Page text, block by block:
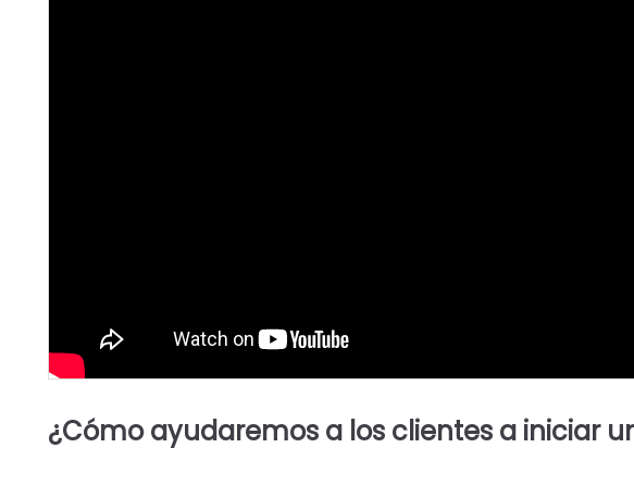
¿Cómo ayudaremos a los clientes a iniciar